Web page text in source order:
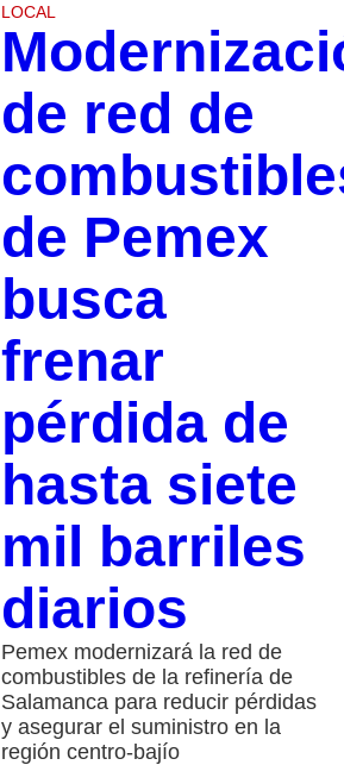
LOCAL
de red de
de Pemex
busca
frenar
pérdida de
hasta siete
mil barriles
diarios
Pemex modernizará la red de
combustibles de la refinería de
Salamanca para reducir pérdidas
y asegurar el suministro en la
región centro-bajío